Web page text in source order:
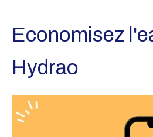
Economisez
Hydrao